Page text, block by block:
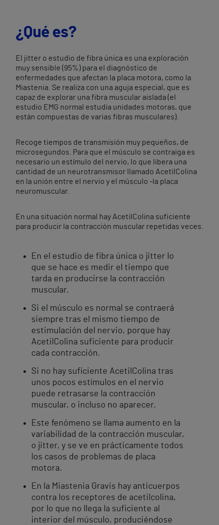
¿Qué es?
El jitter o estudio de fibra única es una exploración
muy sensible (95%) para el diagnóstico de
enfermedades que afectan la placa motora, como la
Miastenia. Se realiza con una aguja especial, que es
capaz de explorar una fibra muscular aislada (el
estudio EMG normal estudia unidades motoras, que
están compuestas de varias fibras musculares).
Recoge tiempos de transmisión muy pequeños, de
microsegundos. Para que el músculo se contraiga es
necesario un estímulo del nervio, lo que libera una
cantidad de un neurotransmisor llamado AcetilColina
en la unión entre el nervio y el músculo -la placa
neuromuscular.
En una situación normal hay AcetilColina suficiente
para producir la contracción muscular repetidas veces.
En el estudio de fibra única o jitter lo
que se hace es medir el tiempo que
tarda en producirse la contracción
muscular.
Si el músculo es normal se contraerá
siempre tras el mismo tiempo de
estimulación del nervio, porque hay
AcetilColina suficiente para producir
cada contracción.
Si no hay suficiente AcetilColina tras
unos pocos estímulos en el nervio
puede retrasarse la contracción
muscular, o incluso no aparecer.
Este fenómeno se llama aumento en la
variabilidad de la contracción muscular,
o jitter, y se ve en prácticamente todos
los casos de problemas de placa
motora.
En la Miastenia Gravis hay anticuerpos
contra los receptores de acetilcolina,
por lo que no llega la suficiente al
interior del músculo, produciéndose